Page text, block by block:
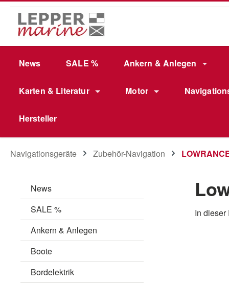
Hauptinhalt springen
Zur Suche springen
Zur Hauptnavigation springen
News SALE % Ankern & Anlegen
Karten & Literatur Motor
Hersteller
Navigationsgeräte Zubehör-Navigation
News
SALE %
Ankern & Anlegen
Boote
Bordelektrik
In